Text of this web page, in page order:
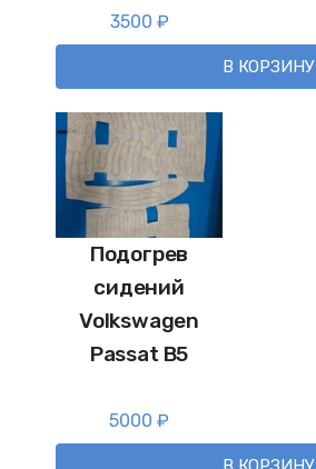
3500 ₽
В КОРЗИНУ
Подогрев
сидений
Volkswagen
Passat B5
5000 ₽